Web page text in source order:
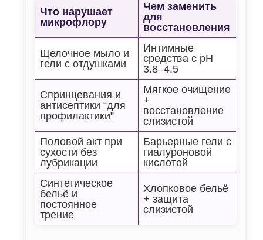
Что нарушает
микрофлору
Чем заменить
для
восстановления
Щелочное мыло и
гели с отдушками
Интимные
средства с pH
3.8–4.5
Спринцевания и
антисептики “для
профилактики”
Мягкое очищение
+
восстановление
слизистой
Половой акт при
сухости без
лубрикации
Барьерные гели с
гиалуроновой
кислотой
Синтетическое
бельё и
постоянное
трение
Хлопковое бельё
+ защита
слизистой